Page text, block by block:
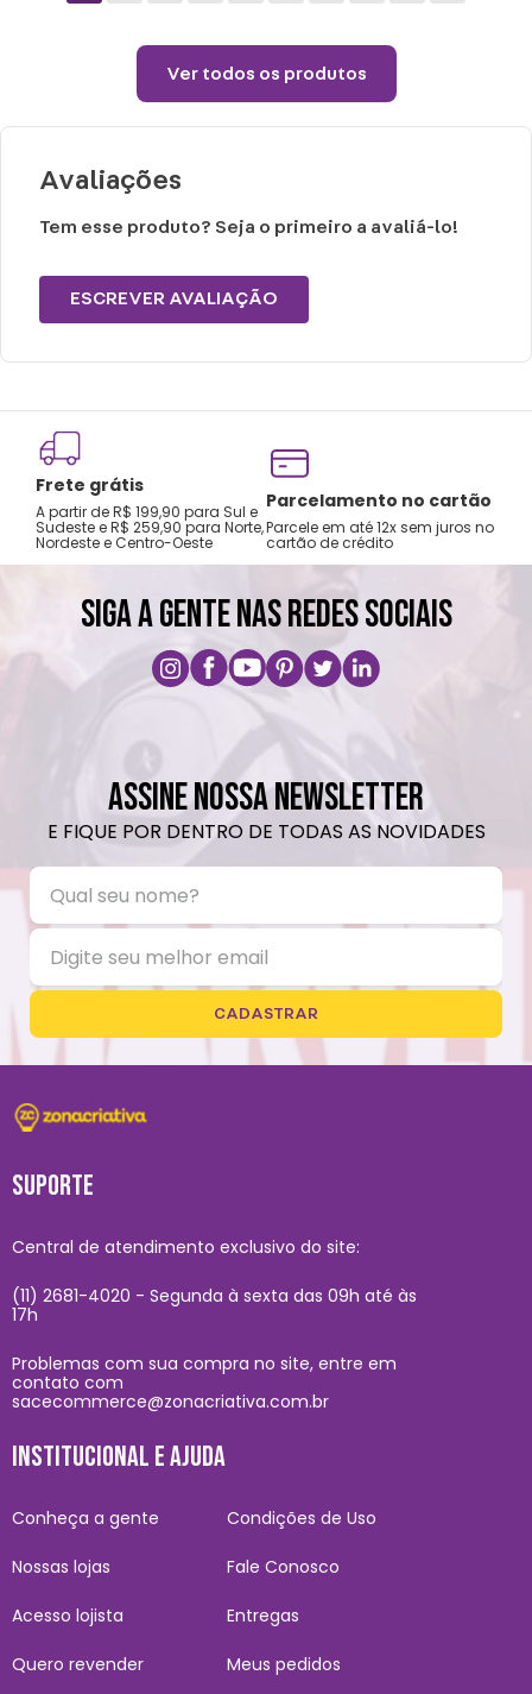
• Uso indicado para lugares fechados.
• Não ligar em locais úmidos e quentes.
contato com a água.
• Use um pano macio para limpar o
• A fonte de luz dessa luminária não é
substituível, quando a fonte de luz atingir o
final de sua vida útil, toda a luminária
• Este produto contém pequenas peças,
não apropriado para crianças menores de
3 anos.
Instruções:
Conecte o cabo USB a uma fonte de
energia para ligar a luminária
Não possui bateria, funciona apenas ligado
a uma fonte de energia.
Ver todos os produtos
Avaliações
Tem esse produto? Seja o primeiro a avaliá-lo!
ESCREVER AVALIAÇÃO
Frete grátis
A partir de R$ 199,90 para Sul e
Sudeste e R$ 259,90 para Norte,
Nordeste e Centro-Oeste
Parcelamento no cartão
Parcele em até 12x sem juros no
cartão de crédito
SIGA A GENTE NAS REDES SOCIAIS
ASSINE NOSSA NEWSLETTER
E FIQUE POR DENTRO DE TODAS AS NOVIDADES
CADASTRAR
SUPORTE
Central de atendimento exclusivo do site:
(11) 2681-4020 - Segunda à sexta das 09h até às
17h
Problemas com sua compra no site, entre em
contato com
sacecommerce@zonacriativa.com.br
INSTITUCIONAL E AJUDA
Conheça a gente
Nossas lojas
Acesso lojista
Quero revender
Condições de Uso
Fale Conosco
Entregas
Meus pedidos